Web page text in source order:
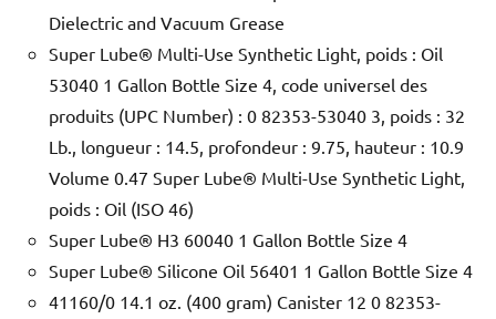
Dielectric and Vacuum Grease
Super Lube® Multi-Use Synthetic Light, poids : Oil
53040 1 Gallon Bottle Size 4, code universel des
produits (UPC Number) : 0 82353-53040 3, poids : 32
Lb., longueur : 14.5, profondeur : 9.75, hauteur : 10.9
Volume 0.47 Super Lube® Multi-Use Synthetic Light,
poids : Oil (ISO 46)
Super Lube® H3 60040 1 Gallon Bottle Size 4
Super Lube® Silicone Oil 56401 1 Gallon Bottle Size 4
41160/0 14.1 oz. (400 gram) Canister 12 0 82353-